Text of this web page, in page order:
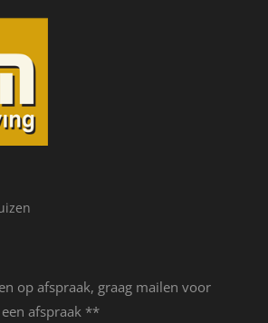
op afspraak, graag mailen voor
afspraak **